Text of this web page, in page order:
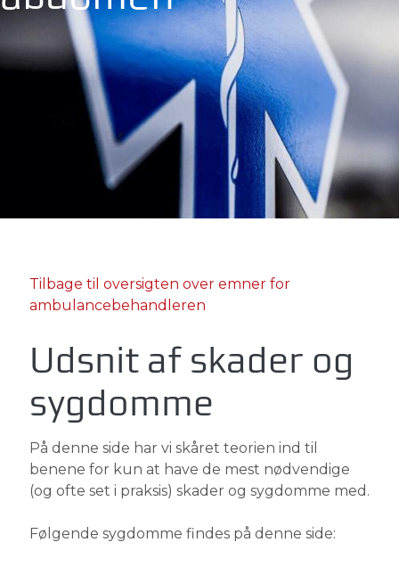
Tilbage til oversigten over emner for
ambulancebehandleren
Udsnit af skader og
sygdomme
På denne side har vi skåret teorien ind til
benene for kun at have de mest nødvendige
(og ofte set i praksis) skader og sygdomme med.
Følgende sygdomme findes på denne side: